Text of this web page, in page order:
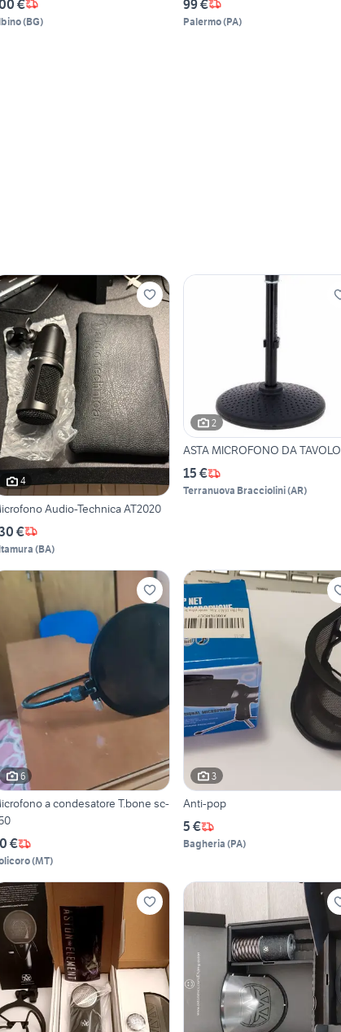
€
(BG)
99 €
Palermo(PA)
4
Audio-Technica AT2020
€
(BA)
2
ASTA MICROFONO DA TAVOLO
15 €
Terranuova Bracciolini(AR)
6
a condesatore T.bone sc-
€
(MT)
3
Anti-pop
5 €
Bagheria (PA)